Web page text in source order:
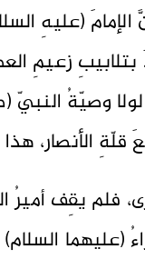
(عليهِ
بتلابيبِ زعيمِ
وصيّةُ النبيّ
قلّةِ الأنصار،
فلم يقِف أميرُ
(عليهما